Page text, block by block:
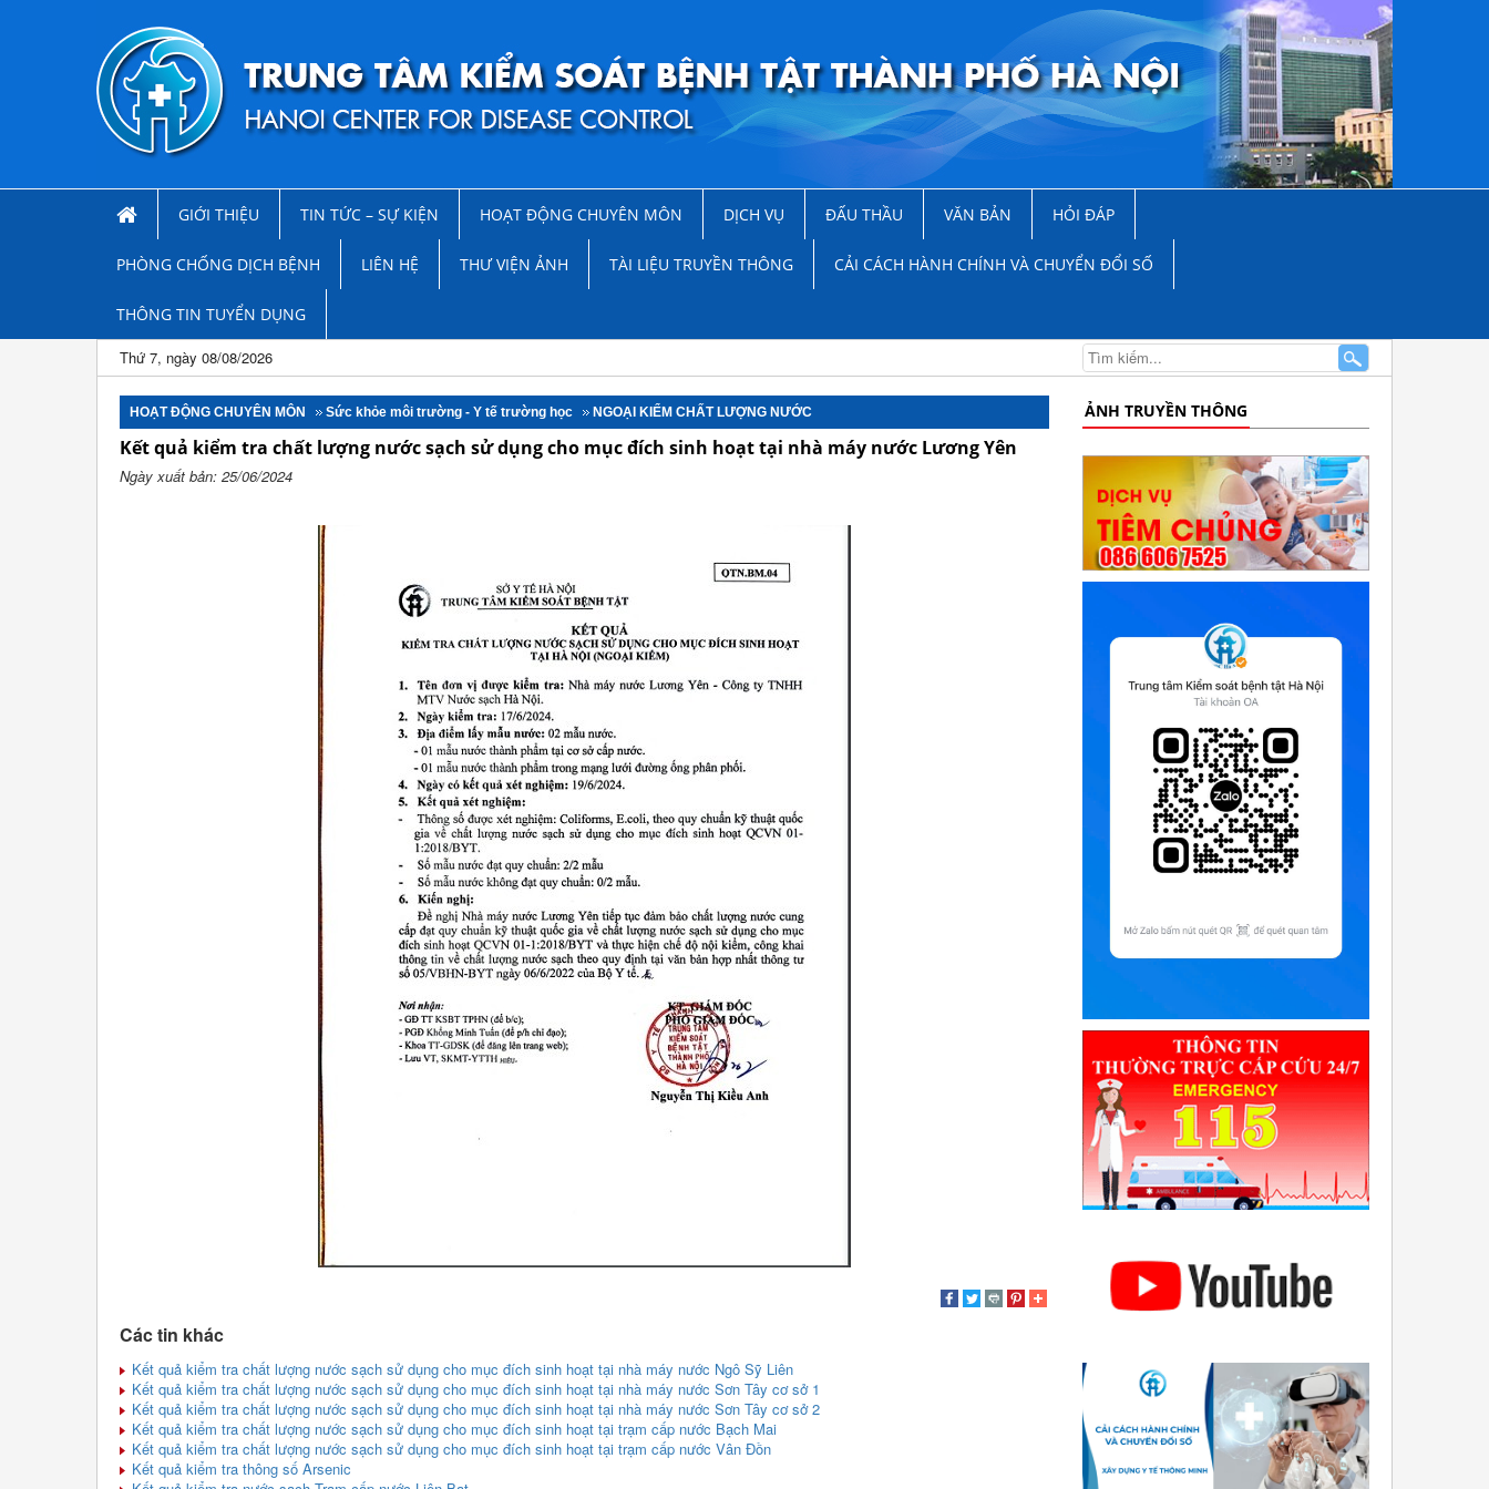
GIỚI THIỆU TIN TỨC – SỰ KIỆN HOẠT ĐỘNG CHUYÊN MÔN DỊCH VỤ ĐẤU THẦU VĂN BẢN HỎI ĐÁP
PHÒNG CHỐNG DỊCH BỆNH LIÊN HỆ THƯ VIỆN ẢNH TÀI LIỆU TRUYỀN THÔNG CẢI CÁCH HÀNH CHÍNH VÀ CHUYỂN ĐỔI SỐ
THÔNG TIN TUYỂN DỤNG
Thứ 7, ngày 08/08/2026
HOẠT ĐỘNG CHUYÊN MÔN Sức khỏe môi trường - Y tế trường học NGOẠI KIỂM CHẤT LƯỢNG NƯỚC
Kết quả kiểm tra chất lượng nước sạch sử dụng cho mục đích sinh hoạt tại nhà máy nước Lương Yên
Ngày xuất bản: 25/06/2024
Các tin khác
Kết quả kiểm tra chất lượng nước sạch sử dụng cho mục đích sinh hoạt tại nhà máy nước Ngô Sỹ Liên
Kết quả kiểm tra chất lượng nước sạch sử dụng cho mục đích sinh hoạt tại nhà máy nước Sơn Tây cơ sở 1
Kết quả kiểm tra chất lượng nước sạch sử dụng cho mục đích sinh hoạt tại nhà máy nước Sơn Tây cơ sở 2
Kết quả kiểm tra chất lượng nước sạch sử dụng cho mục đích sinh hoạt tại trạm cấp nước Bạch Mai
Kết quả kiểm tra chất lượng nước sạch sử dụng cho mục đích sinh hoạt tại trạm cấp nước Vân Đồn
Kết quả kiểm tra thông số Arsenic
ẢNH TRUYỀN THÔNG